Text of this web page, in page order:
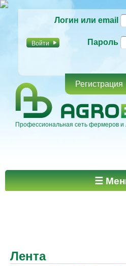
основному
Логин или email
Пароль
Регистрация
Профессиональная сеть фермеров и
Главное меню ☰
Лента